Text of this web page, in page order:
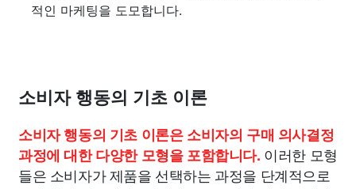
적인 마케팅을 도모합니다.
소비자 행동의 기초 이론
소비자 행동의 기초 이론은 소비자의 구매 의사결정
과정에 대한 다양한 모형을 포함합니다. 이러한 모형
들은 소비자가 제품을 선택하는 과정을 단계적으로